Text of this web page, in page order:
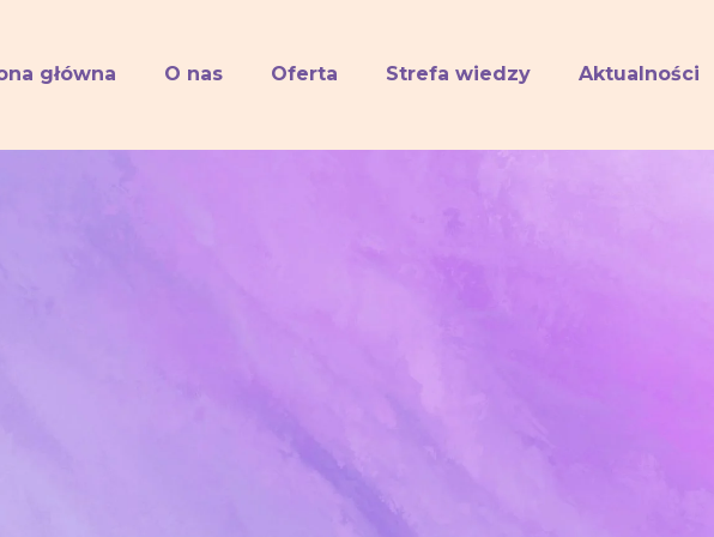
główna O nas Oferta Strefa wiedzy Aktualności